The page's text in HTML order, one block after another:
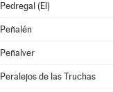
Pedregal (El)
Peñalén
Peñalver
Peralejos de las Truchas